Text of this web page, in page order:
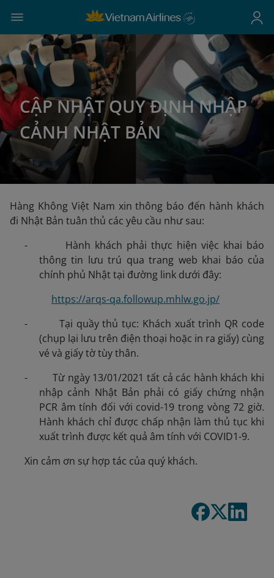
CẬP NHẬT QUY ĐỊNH NHẬP
CẢNH NHẬT BẢN
Hàng Không Việt Nam xin thông báo đến hành khách
đi Nhật Bản tuân thủ các yêu cầu như sau:
- Hành khách phải thực hiện việc khai báo
thông tin lưu trú qua trang web khai báo của
chính phủ Nhật tại đường link dưới đây:
https://arqs-qa.followup.mhlw.go.jp/
- Tại quầy thủ tục: Khách xuất trình QR code
(chụp lại lưu trên điện thoại hoặc in ra giấy) cùng
vé và giấy tờ tùy thân.
- Từ ngày 13/01/2021 tất cả các hành khách khi
nhập cảnh Nhật Bản phải có giấy chứng nhận
PCR âm tính đối với covid-19 trong vòng 72 giờ.
Hành khách chỉ được chấp nhận làm thủ tục khi
xuất trình được kết quả âm tính với COVID1-9.
Xin cảm ơn sự hợp tác của quý khách.